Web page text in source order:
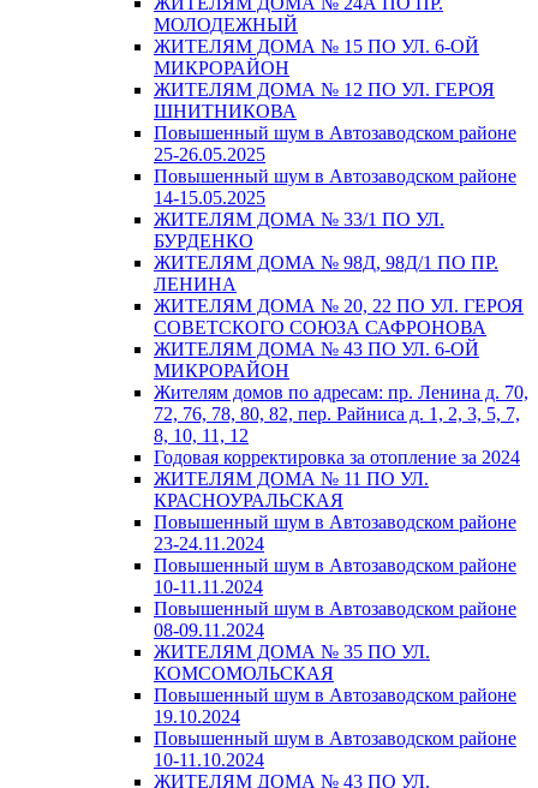
МОЛОДЕЖНЫЙ
ЖИТЕЛЯМ ДОМА № 15 ПО УЛ. 6-ОЙ
МИКРОРАЙОН
ЖИТЕЛЯМ ДОМА № 12 ПО УЛ. ГЕРОЯ
ШНИТНИКОВА
Повышенный шум в Автозаводском районе
25-26.05.2025
Повышенный шум в Автозаводском районе
14-15.05.2025
ЖИТЕЛЯМ ДОМА № 33/1 ПО УЛ.
БУРДЕНКО
ЖИТЕЛЯМ ДОМА № 98Д, 98Д/1 ПО ПР.
ЛЕНИНА
ЖИТЕЛЯМ ДОМА № 20, 22 ПО УЛ. ГЕРОЯ
СОВЕТСКОГО СОЮЗА САФРОНОВА
ЖИТЕЛЯМ ДОМА № 43 ПО УЛ. 6-ОЙ
МИКРОРАЙОН
Жителям домов по адресам: пр. Ленина д. 70,
72, 76, 78, 80, 82, пер. Райниса д. 1, 2, 3, 5, 7,
8, 10, 11, 12
Годовая корректировка за отопление за 2024
ЖИТЕЛЯМ ДОМА № 11 ПО УЛ.
КРАСНОУРАЛЬСКАЯ
Повышенный шум в Автозаводском районе
23-24.11.2024
Повышенный шум в Автозаводском районе
10-11.11.2024
Повышенный шум в Автозаводском районе
08-09.11.2024
ЖИТЕЛЯМ ДОМА № 35 ПО УЛ.
КОМСОМОЛЬСКАЯ
Повышенный шум в Автозаводском районе
19.10.2024
Повышенный шум в Автозаводском районе
10-11.10.2024
ЖИТЕЛЯМ ДОМА № 43 ПО УЛ.